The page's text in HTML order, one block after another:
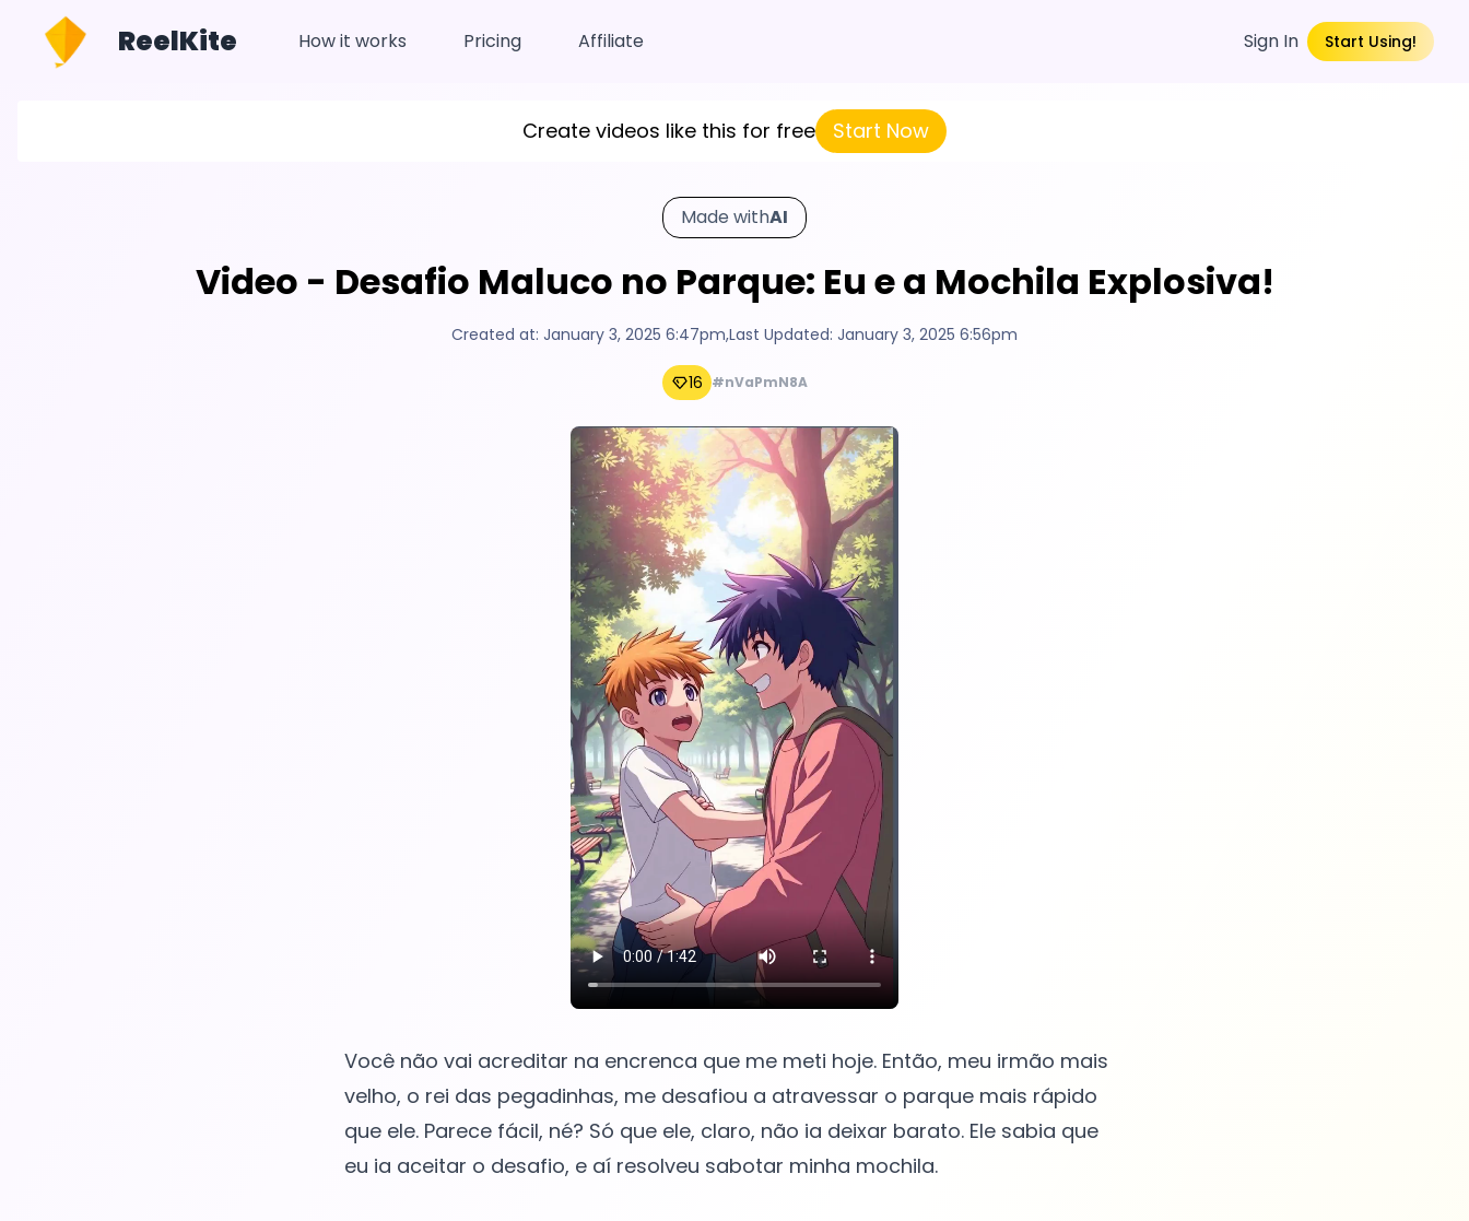
ReelKite How it works Pricing Affiliate Sign In Start Using!
Create videos like this for free Start Now
Made withAI
Video - Desafio Maluco no Parque: Eu e a Mochila Explosiva!
Created at: January 3, 2025 6:47pm,Last Updated: January 3, 2025 6:56pm
16 #nVaPmN8A
Você não vai acreditar na encrenca que me meti hoje. Então, meu irmão mais
velho, o rei das pegadinhas, me desafiou a atravessar o parque mais rápido
que ele. Parece fácil, né? Só que ele, claro, não ia deixar barato. Ele sabia que
eu ia aceitar o desafio, e aí resolveu sabotar minha mochila.